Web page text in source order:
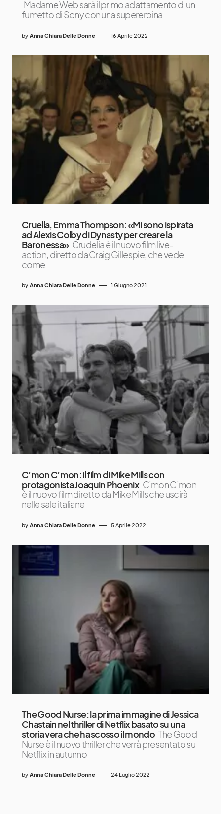
Madame Web sarà il primo adattamento di un
fumetto di Sony con una supereroina
by Anna Chiara Delle Donne 16 Aprile 2022
Cruella, Emma Thompson: «Mi sono ispirata
ad Alexis Colby di Dynasty per creare la
Baronessa» Crudelia è il nuovo film live-
action, diretto da Craig Gillespie, che vede
come
by Anna Chiara Delle Donne 1 Giugno 2021
C’mon C’mon: il film di Mike Mills con
protagonista Joaquin Phoenix C’mon C’mon
è il nuovo film diretto da Mike Mills che uscirà
nelle sale italiane
by Anna Chiara Delle Donne 5 Aprile 2022
The Good Nurse: la prima immagine di Jessica
Chastain nel thriller di Netflix basato su una
storia vera che ha scosso il mondo The Good
Nurse è il nuovo thriller che verrà presentato su
Netflix in autunno
by Anna Chiara Delle Donne 24 Luglio 2022